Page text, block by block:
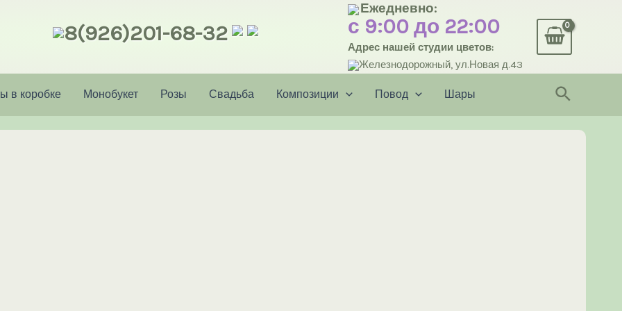
8(926)201-68-32
Ежедневно:
с 9:00 до 22:00
Адрес нашей студии цветов:
Железнодорожный, ул.Новая д.43
в коробке Монобукет Розы Свадьба Композиции Повод Шары Поиск